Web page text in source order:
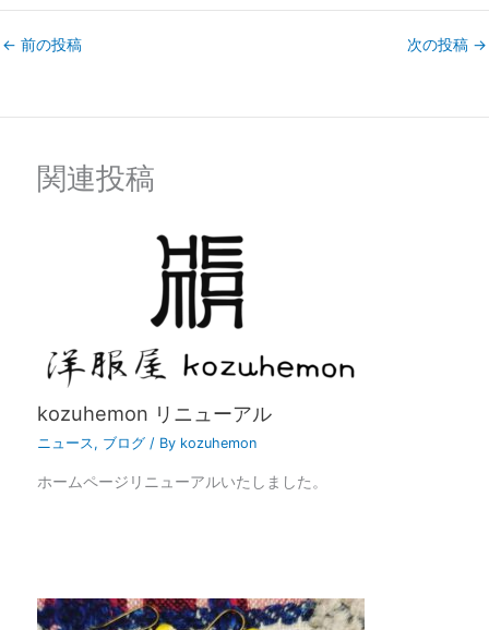
← 前の投稿 次の投稿 →
関連投稿
kozuhemon リニューアル
ニュース, ブログ / By kozuhemon
ホームページリニューアルいたしました。